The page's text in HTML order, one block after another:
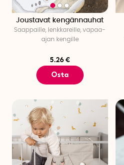
Joustavat kengännauhat
Saappaille, lenkkareille, vapaa-
ajan kengille
5.26 €
Osta